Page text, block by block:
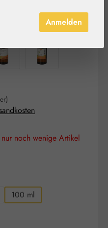
noch wenige Artikel
100 ml
den gewünschten
Anmelden